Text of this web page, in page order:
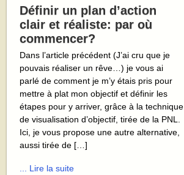
Définir un plan d’action
clair et réaliste: par où
commencer?
Dans l’article précédent (J’ai cru que je
pouvais réaliser un rêve…) je vous ai
parlé de comment je m’y étais pris pour
mettre à plat mon objectif et définir les
étapes pour y arriver, grâce à la technique
de visualisation d’objectif, tirée de la PNL.
Ici, je vous propose une autre alternative,
aussi tirée de […]
... Lire la suite